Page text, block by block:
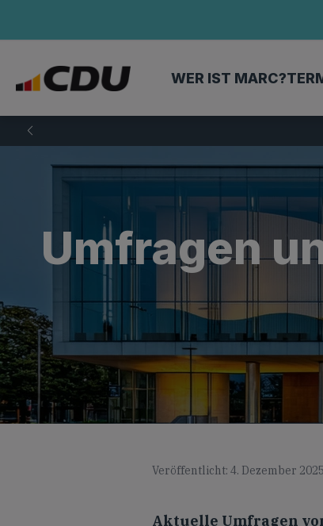
WER IST MARC?
Umfragen
Veröffentlicht: 4. Dezember 2025
Aktuelle Umfragen